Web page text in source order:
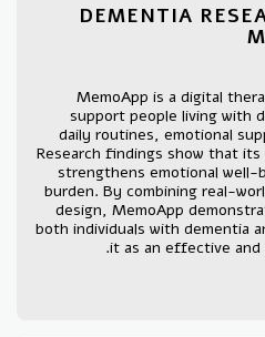
DEMENTIA
MemoApp is a digital
support people living with
daily routines, emotional
Research findings show that
strengthens emotional well-
burden. By combining real-
design, MemoApp
both individuals with dementia
it as an effective and